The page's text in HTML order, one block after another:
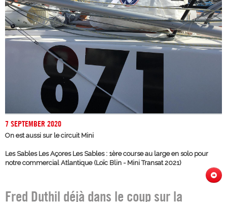
7 SEPTEMBER 2020
On est aussi sur le circuit Mini
Les Sables Les Açores Les Sables : 1ère course au large en solo pour
notre commercial Atlantique (Loïc Blin - Mini Transat 2021)
Fred Duthil déjà dans le coup sur la